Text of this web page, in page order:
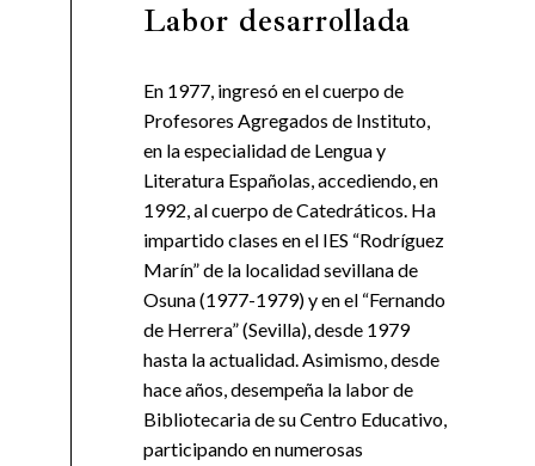
Labor desarrollada
En 1977, ingresó en el cuerpo de
Profesores Agregados de Instituto,
en la especialidad de Lengua y
Literatura Españolas, accediendo, en
1992, al cuerpo de Catedráticos. Ha
impartido clases en el IES “Rodríguez
Marín” de la localidad sevillana de
Osuna (1977-1979) y en el “Fernando
de Herrera” (Sevilla), desde 1979
hasta la actualidad. Asimismo, desde
hace años, desempeña la labor de
Bibliotecaria de su Centro Educativo,
participando en numerosas